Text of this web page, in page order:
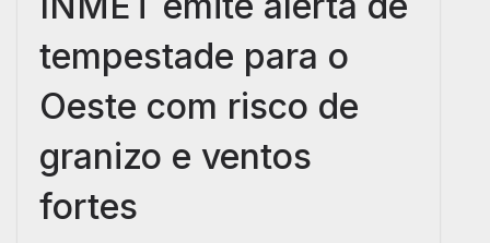
tempestade para o
Oeste com risco de
granizo e ventos
fortes